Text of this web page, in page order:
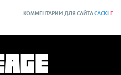
КОММЕНТАРИИ ДЛЯ САЙТАCACKLE